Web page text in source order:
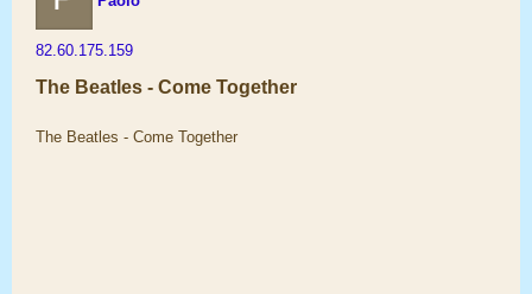
82.60.175.159
The Beatles - Come Together
The Beatles - Come Together